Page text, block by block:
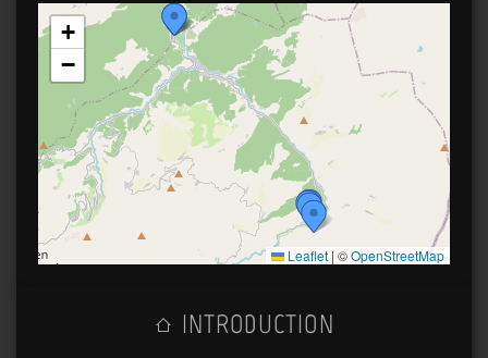
+
−
Leaflet | ©OpenStreetMap
INTRODUCTION